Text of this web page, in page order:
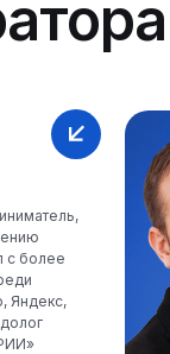
с более
Яндекс,